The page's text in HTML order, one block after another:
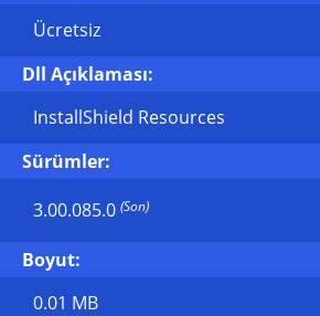
Ücretsiz
Dll Açıklaması:
InstallShield Resources
Sürümler:
3.00.085.0 (Son)
Boyut:
0.01 MB